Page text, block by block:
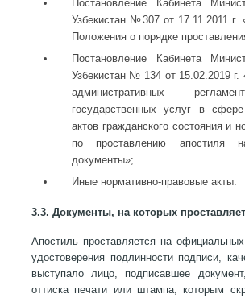
Постановление Кабинета
Узбекистан №307 от 17.11.2011 г.
Положения о порядке
Постановление Кабинета
Узбекистан № 134 от 15.02.2019
административных
государственных услуг в
актов гражданского состояния и
по проставлению апостиля
документы»;
Иные нормативно-правовые акты.
3.3. Документы, на которых
Апостиль проставляется на
удостоверения подлинности подписи,
выступало лицо, подписавшее
оттиска печати или штампа, которым